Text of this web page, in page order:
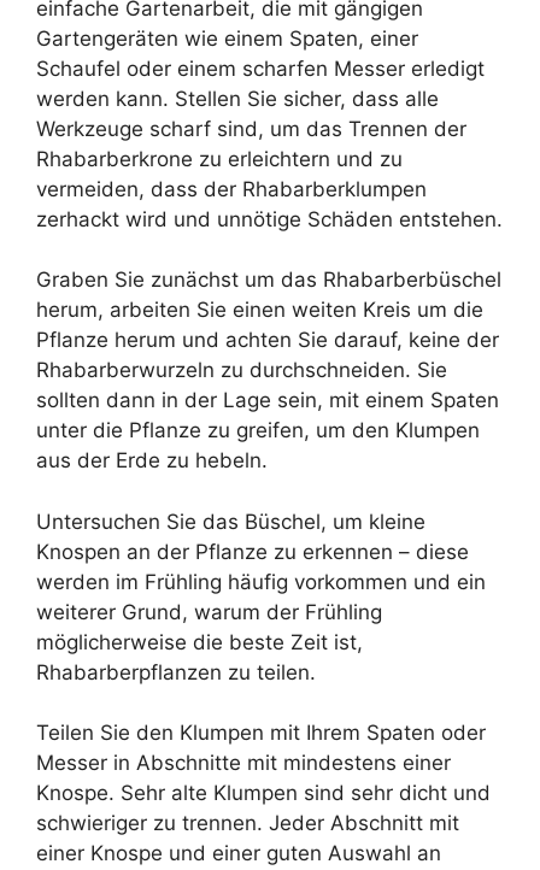
einfache Gartenarbeit, die mit gängigen
Gartengeräten wie einem Spaten, einer
Schaufel oder einem scharfen Messer erledigt
werden kann. Stellen Sie sicher, dass alle
Werkzeuge scharf sind, um das Trennen der
Rhabarberkrone zu erleichtern und zu
vermeiden, dass der Rhabarberklumpen
zerhackt wird und unnötige Schäden entstehen.
Graben Sie zunächst um das Rhabarberbüschel
herum, arbeiten Sie einen weiten Kreis um die
Pflanze herum und achten Sie darauf, keine der
Rhabarberwurzeln zu durchschneiden. Sie
sollten dann in der Lage sein, mit einem Spaten
unter die Pflanze zu greifen, um den Klumpen
aus der Erde zu hebeln.
Untersuchen Sie das Büschel, um kleine
Knospen an der Pflanze zu erkennen – diese
werden im Frühling häufig vorkommen und ein
weiterer Grund, warum der Frühling
möglicherweise die beste Zeit ist,
Rhabarberpflanzen zu teilen.
Teilen Sie den Klumpen mit Ihrem Spaten oder
Messer in Abschnitte mit mindestens einer
Knospe. Sehr alte Klumpen sind sehr dicht und
schwieriger zu trennen. Jeder Abschnitt mit
einer Knospe und einer guten Auswahl an